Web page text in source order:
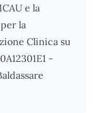
e la
la
Clinica su
-